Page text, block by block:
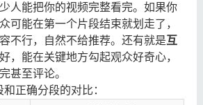
人能把你的视频完整看完。如果你
可能在第一个片段结束就划走了，
不行，自然不给推荐。还有就是互
，能在关键地方勾起观众好奇心，
甚至评论。
正确分段的对比：